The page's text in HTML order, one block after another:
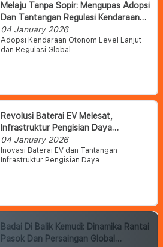
Melaju Tanpa Sopir: Mengupas Adopsi
Dan Tantangan Regulasi Kendaraan
Otonom Level Lanjut
04 January 2026
Adopsi Kendaraan Otonom Level Lanjut
dan Regulasi Global
Revolusi Baterai EV Melesat,
Infrastruktur Pengisian Daya
Menghadang
04 January 2026
Inovasi Baterai EV dan Tantangan
Infrastruktur Pengisian Daya
Badai Di Balik Kemudi: Dinamika Rantai
Pasok Dan Persaingan Global